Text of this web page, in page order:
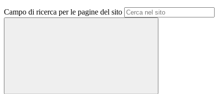
Campo di ricerca per le pagine del sito